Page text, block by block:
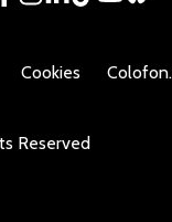
Cookies Colofon.
Reserved